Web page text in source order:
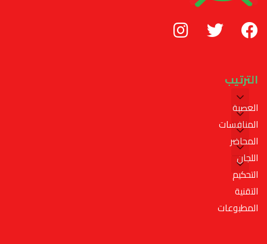
الترتيب
العصبة
المنافسات
المحاضر
اللجان
التحكيم
التقنية
المطبوعات